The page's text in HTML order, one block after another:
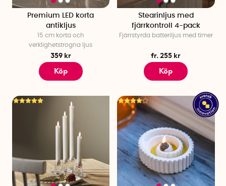
Premium LED korta
antikljus
15 cm korta och
verklighetstrogna ljus
359 kr
Köp
Stearinljus med
fjärrkontroll 4-pack
Fjärrstyrda batteriljus med timer
fr. 255 kr
Köp